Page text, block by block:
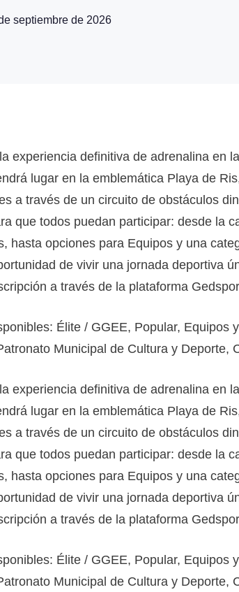
septiembre de 2026
experiencia definitiva de adrenalina en
lugar en la emblemática Playa de
a través de un circuito de obstáculos
que todos puedan participar: desde la
hasta opciones para Equipos y una
de vivir una jornada deportiva
a través de la plataforma
Élite / GGEE, Popular,
Municipal de Cultura y Deporte,
experiencia definitiva de adrenalina en
lugar en la emblemática Playa de
a través de un circuito de obstáculos
que todos puedan participar: desde la
hasta opciones para Equipos y una
de vivir una jornada deportiva
a través de la plataforma
Élite / GGEE, Popular,
Municipal de Cultura y Deporte,